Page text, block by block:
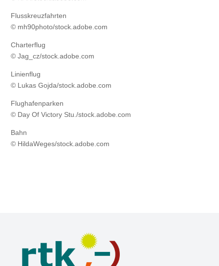
Flusskreuzfahrten
© mh90photo/stock.adobe.com
Charterflug
© Jag_cz/stock.adobe.com
Linienflug
© Lukas Gojda/stock.adobe.com
Flughafenparken
© Day Of Victory Stu./stock.adobe.com
Bahn
© HildaWeges/stock.adobe.com